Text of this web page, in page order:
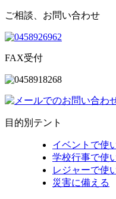
ご相談、お問い合わせ
FAX受付
目的別テント
イベントで使
学校行事で使
レジャーで使
災害に備える